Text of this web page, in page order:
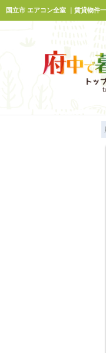
国立市 エアコン全室 ｜賃貸物件